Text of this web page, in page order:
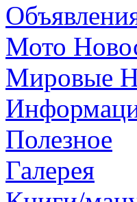
Мото
Мировые
Полезное
Галерея